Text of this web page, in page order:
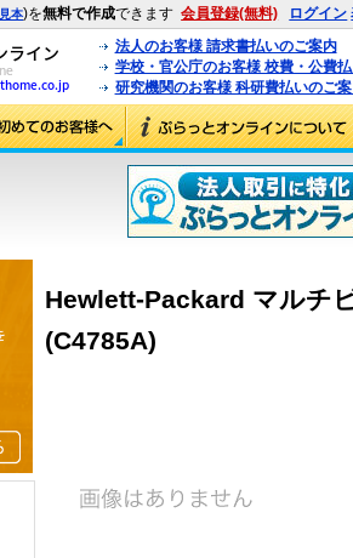
見本)を無料で作成できます 会員登録(無料) ログイン
法人のお客様 請求書払いのご案内
学校・官公庁のお客様 校費・公費
研究機関のお客様 科研費払いのご
Hewlett-Packard マルチ
(C4785A)